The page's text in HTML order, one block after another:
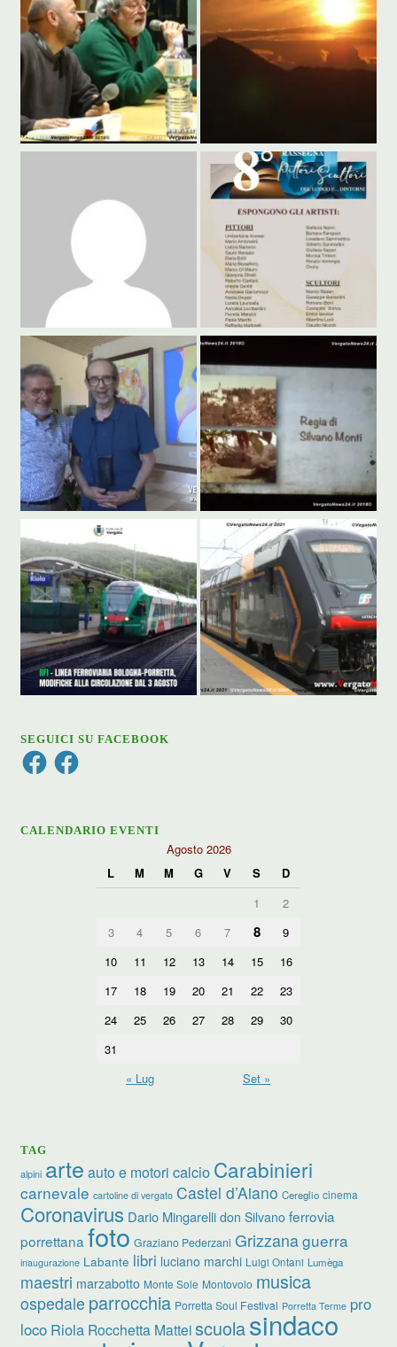
SEGUICI SU FACEBOOK
FacebookFacebook
CALENDARIO EVENTI
Agosto 2026
L
M M G V S
D
1
2
3
4 5 6 7 8
9
10
11 12 13 14 15
16
17
18 19 20 21 22
23
24
25 26 27 28 29
30
31
« Lug
Set »
TAG
alpini arte auto e motori calcio Carabinieri
carnevale cartoline di vergato Castel d’Aiano Cereglio cinema
Coronavirus Dario Mingarelli don Silvano ferrovia
porrettana foto Graziano Pederzani Grizzanaguerra
inaugurazione Labante libri luciano marchi Luigi Ontani Lumèga
maestri marzabotto Monte Sole Montovolo musica
ospedale parrocchia Porretta Soul Festival Porretta Terme pro
loco Riola Rocchetta Matteiscuolasindaco